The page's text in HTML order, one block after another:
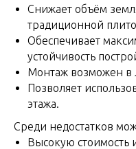
Снижает объём
традиционной
Обеспечивает
устойчивость
Монтаж возможен в
Позволяет
этажа.
Среди недостатков
Высокую стоимость